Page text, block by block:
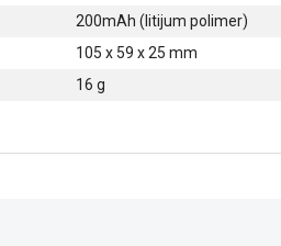
200mAh (litijum polimer)
105 x 59 x 25 mm
16 g